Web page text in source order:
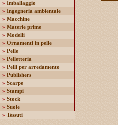
» Imballaggio
» Ingegneria ambientale
» Macchine
» Materie prime
» Modelli
» Ornamenti in pelle
» Pelle
» Pelletteria
» Pelli per arredamento
» Publishers
» Scarpe
» Stampi
» Stock
» Suole
» Tessuti